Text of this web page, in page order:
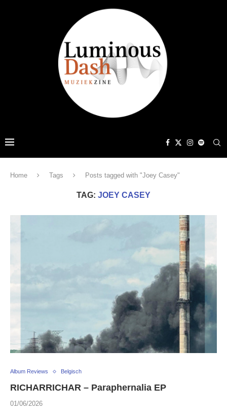
Home Tags Posts tagged with "Joey Casey"
TAG: JOEY CASEY
Album Reviews Belgisch
RICHARRICHAR – Paraphernalia EP
01/06/2026